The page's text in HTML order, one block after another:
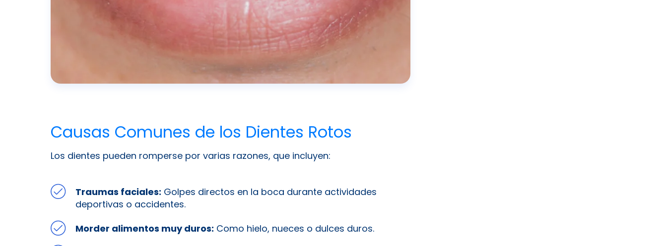
Causas Comunes de los Dientes Rotos
Los dientes pueden romperse por varias razones, que incluyen:
Traumas faciales: Golpes directos en la boca durante actividades
deportivas o accidentes.
Morder alimentos muy duros: Como hielo, nueces o dulces duros.